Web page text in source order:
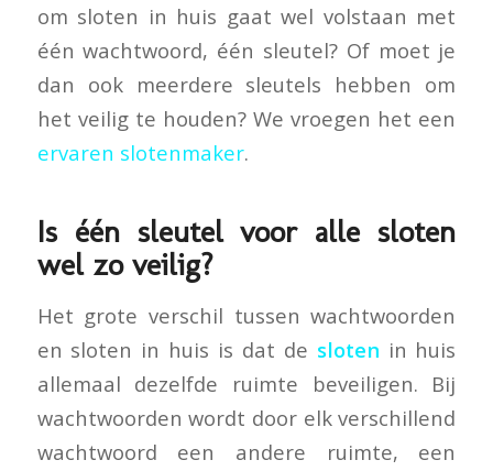
om sloten in huis gaat wel volstaan met
één wachtwoord, één sleutel? Of moet je
dan ook meerdere sleutels hebben om
het veilig te houden? We vroegen het een
ervaren slotenmaker.
Is één sleutel voor alle sloten
wel zo veilig?
Het grote verschil tussen wachtwoorden
en sloten in huis is dat de sloten in huis
allemaal dezelfde ruimte beveiligen. Bij
wachtwoorden wordt door elk verschillend
wachtwoord een andere ruimte, een